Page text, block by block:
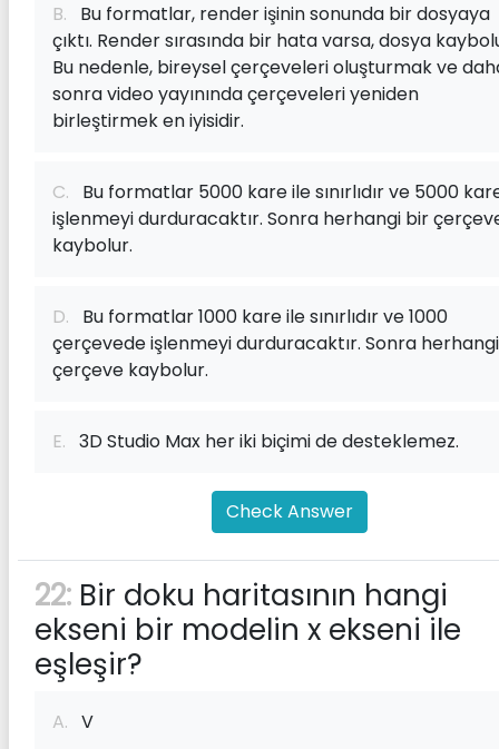
B. Bu formatlar, render işinin sonunda bir dosyaya
çıktı. Render sırasında bir hata varsa, dosya
Bu nedenle, bireysel çerçeveleri oluşturmak ve
sonra video yayınında çerçeveleri yeniden
birleştirmek en iyisidir.
C. Bu formatlar 5000 kare ile sınırlıdır ve 5000
işlenmeyi durduracaktır. Sonra herhangi bir
kaybolur.
D. Bu formatlar 1000 kare ile sınırlıdır ve 1000
çerçevede işlenmeyi durduracaktır. Sonra
çerçeve kaybolur.
E. 3D Studio Max her iki biçimi de desteklemez.
Check Answer
22: Bir doku haritasının hangi
ekseni bir modelin x ekseni ile
eşleşir?
A. V